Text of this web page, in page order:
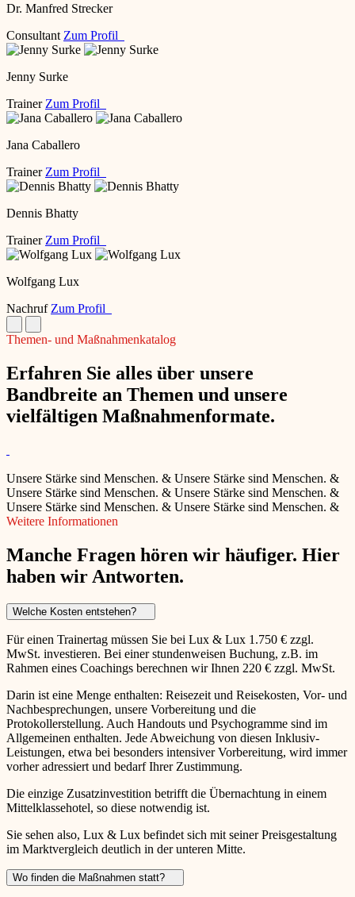
Dr. Manfred Strecker
Consultant Zum Profil
Jenny Surke
Trainer Zum Profil
Jana Caballero
Trainer Zum Profil
Dennis Bhatty
Trainer Zum Profil
Wolfgang Lux
Nachruf Zum Profil
Themen- und Maßnahmenkatalog
Erfahren Sie alles über unsere
Bandbreite an Themen und unsere
vielfältigen Maßnahmenformate.
Unsere Stärke sind Menschen. & Unsere Stärke sind Menschen. &
Unsere Stärke sind Menschen. & Unsere Stärke sind Menschen. &
Unsere Stärke sind Menschen. & Unsere Stärke sind Menschen. &
Weitere Informationen
Manche Fragen hören wir häufiger. Hier
haben wir Antworten.
Welche Kosten entstehen?
Für einen Trainertag müssen Sie bei Lux & Lux 1.750 € zzgl.
MwSt. investieren. Bei einer stundenweisen Buchung, z.B. im
Rahmen eines Coachings berechnen wir Ihnen 220 € zzgl. MwSt.
Darin ist eine Menge enthalten: Reisezeit und Reisekosten, Vor- und
Nachbesprechungen, unsere Vorbereitung und die
Protokollerstellung. Auch Handouts und Psychogramme sind im
Allgemeinen enthalten. Jede Abweichung von diesen Inklusiv-
Leistungen, etwa bei besonders intensiver Vorbereitung, wird immer
vorher adressiert und bedarf Ihrer Zustimmung.
Die einzige Zusatzinvestition betrifft die Übernachtung in einem
Mittelklassehotel, so diese notwendig ist.
Sie sehen also, Lux & Lux befindet sich mit seiner Preisgestaltung
im Marktvergleich deutlich in der unteren Mitte.
Wo finden die Maßnahmen statt?